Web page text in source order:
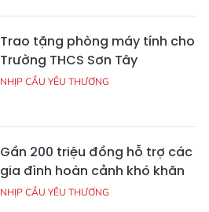
Trao tặng phòng máy tính cho
Trường THCS Sơn Tây
NHỊP CẦU YÊU THƯƠNG
Gần 200 triệu đồng hỗ trợ các
gia đình hoàn cảnh khó khăn
NHỊP CẦU YÊU THƯƠNG